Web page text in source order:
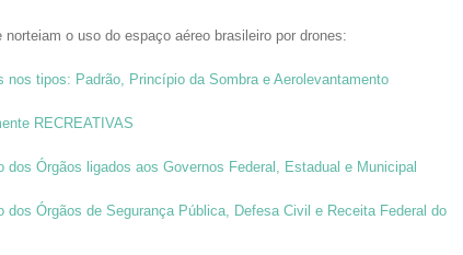
o uso do espaço aéreo brasileiro por drones:
nos tipos: Padrão, Princípio da Sombra e Aerolevantamento
RECREATIVAS
Órgãos ligados aos Governos Federal, Estadual e Municipal
Órgãos de Segurança Pública, Defesa Civil e Receita Federal do